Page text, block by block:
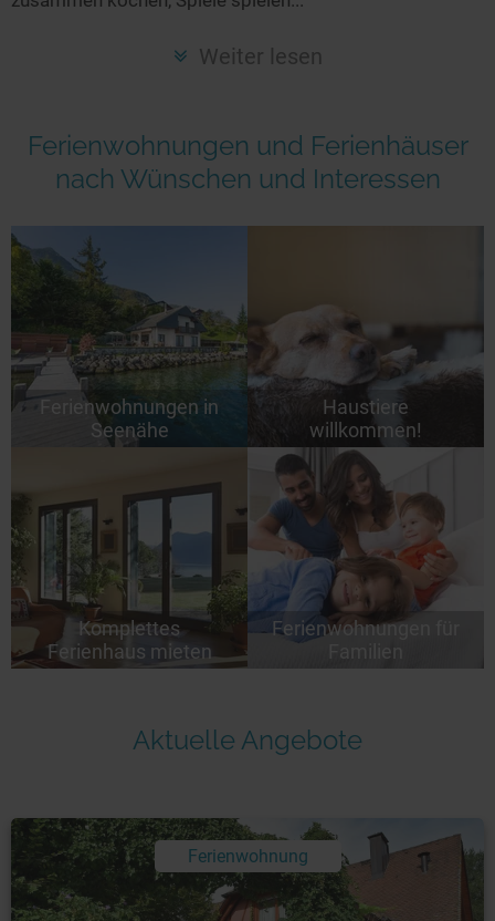
Glamping
Seen in Europa
Niederlande
Norwegen
alle Länder…
Weiter lesen
Ferienwohnungen und Ferienhäuser
nach Wünschen und Interessen
Ferienwohnungen in
Seenähe
Haustiere
willkommen!
Komplettes
Ferienhaus mieten
Ferienwohnungen für
Familien
Aktuelle Angebote
Ferienwohnung